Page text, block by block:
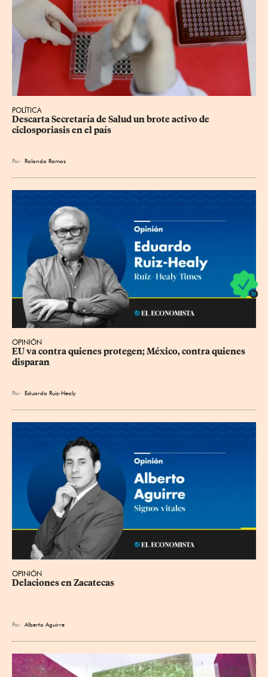
POLÍTICA
Descarta Secretaría de Salud un brote activo de
ciclosporiasis en el país
Por Rolando Ramos
OPINIÓN
EU va contra quienes protegen; México, contra quienes
disparan
Por Eduardo Ruiz-Healy
OPINIÓN
Delaciones en Zacatecas
Por Alberto Aguirre